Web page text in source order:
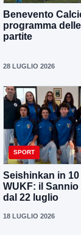
Benevento
programma
partite
28 LUGLIO 2026
SPORT
Seishinkan in
WUKF: il
dal 22 luglio
18 LUGLIO 2026